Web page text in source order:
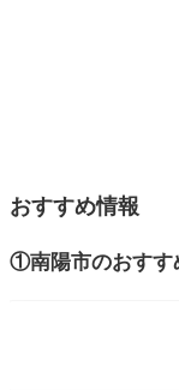
おすすめ情報
①南陽市のおすす